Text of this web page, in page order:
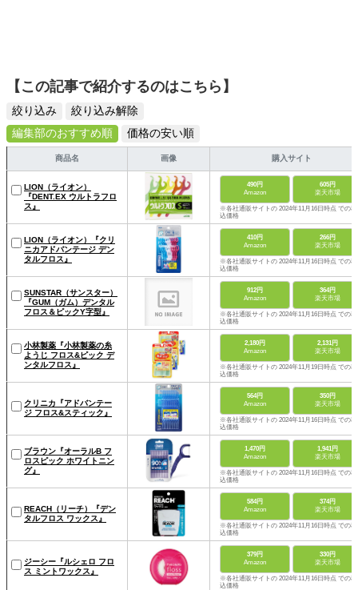
【この記事で紹介するのはこちら】
絞り込み
絞り込み解除
編集部のおすすめ順
価格の安い順
商品名 画像 購入サイト
LION（ライオン）
『DENT.EX ウルトラフロ
ス』
490円
Amazon
605円
楽天市場
※各社通販サイトの 2024年11月16日時点 での税
込価格
LION（ライオン）『クリ
ニカアドバンテージ デン
タルフロス』
410円
Amazon
266円
楽天市場
※各社通販サイトの 2024年11月16日時点 での税
込価格
SUNSTAR（サンスター）
『GUM（ガム）デンタル
フロス＆ピックY字型』
912円
Amazon
364円
楽天市場
※各社通販サイトの 2024年11月16日時点 での税
込価格
小林製薬『小林製薬の糸
ようじ フロス&ピック デ
ンタルフロス』
2,180円
Amazon
2,131円
楽天市場
※各社通販サイトの 2024年11月19日時点 での税
込価格
クリニカ『アドバンテー
ジ フロス&スティック』
564円
Amazon
350円
楽天市場
※各社通販サイトの 2024年11月16日時点 での税
込価格
ブラウン『オーラルB フ
ロスピック ホワイトニン
グ』
1,470円
Amazon
1,941円
楽天市場
※各社通販サイトの 2024年11月16日時点 での税
込価格
REACH（リーチ）『デン
タルフロス ワックス』
584円
Amazon
374円
楽天市場
※各社通販サイトの 2024年11月16日時点 での税
込価格
ジーシー『ルシェロ フロ
ス ミントワックス』
379円
Amazon
330円
楽天市場
※各社通販サイトの 2024年11月16日時点 での税
込価格